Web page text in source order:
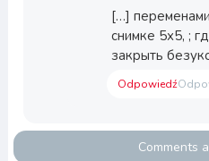
[…]
снимке 5х5, ;
закрыть
Odpowiedź
Comments